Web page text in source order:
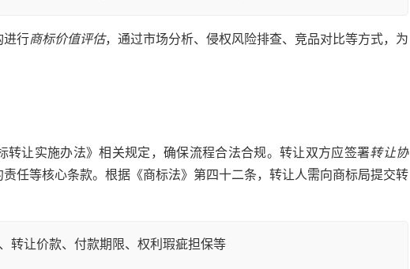
进行商标价值评估，通过市场分析、侵权风险排查、竞品对比等方式，为
转让实施办法》相关规定，确保流程合法合规。转让双方应签署转让协
任等核心条款。根据《商标法》第四十二条，转让人需向商标局提交转
转让价款、付款期限、权利瑕疵担保等